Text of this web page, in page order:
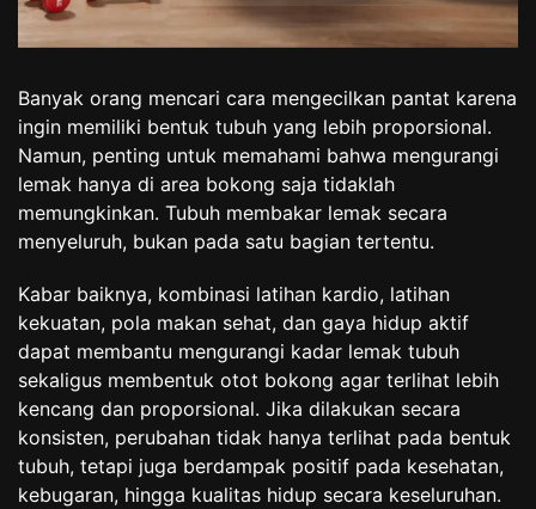
Banyak orang mencari cara mengecilkan pantat karena
ingin memiliki bentuk tubuh yang lebih proporsional.
Namun, penting untuk memahami bahwa mengurangi
lemak hanya di area bokong saja tidaklah
memungkinkan. Tubuh membakar lemak secara
menyeluruh, bukan pada satu bagian tertentu.
Kabar baiknya, kombinasi latihan kardio, latihan
kekuatan, pola makan sehat, dan gaya hidup aktif
dapat membantu mengurangi kadar lemak tubuh
sekaligus membentuk otot bokong agar terlihat lebih
kencang dan proporsional. Jika dilakukan secara
konsisten, perubahan tidak hanya terlihat pada bentuk
tubuh, tetapi juga berdampak positif pada kesehatan,
kebugaran, hingga kualitas hidup secara keseluruhan.